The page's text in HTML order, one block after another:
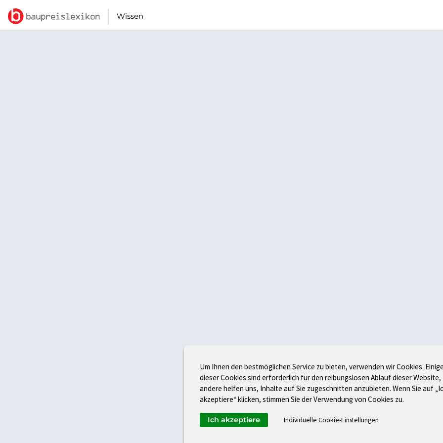
Wissen
Um Ihnen den bestmöglichen Service zu bieten, verwenden wir Cookies.
dieser Cookies sind erforderlich für den reibungslosen Ablauf dieser Website,
andere helfen uns, Inhalte auf Sie zugeschnitten anzubieten. Wenn Sie auf
akzeptiere“ klicken, stimmen Sie der Verwendung von Cookies zu.
Individuelle Cookie-Einstellungen
Ich akzeptiere